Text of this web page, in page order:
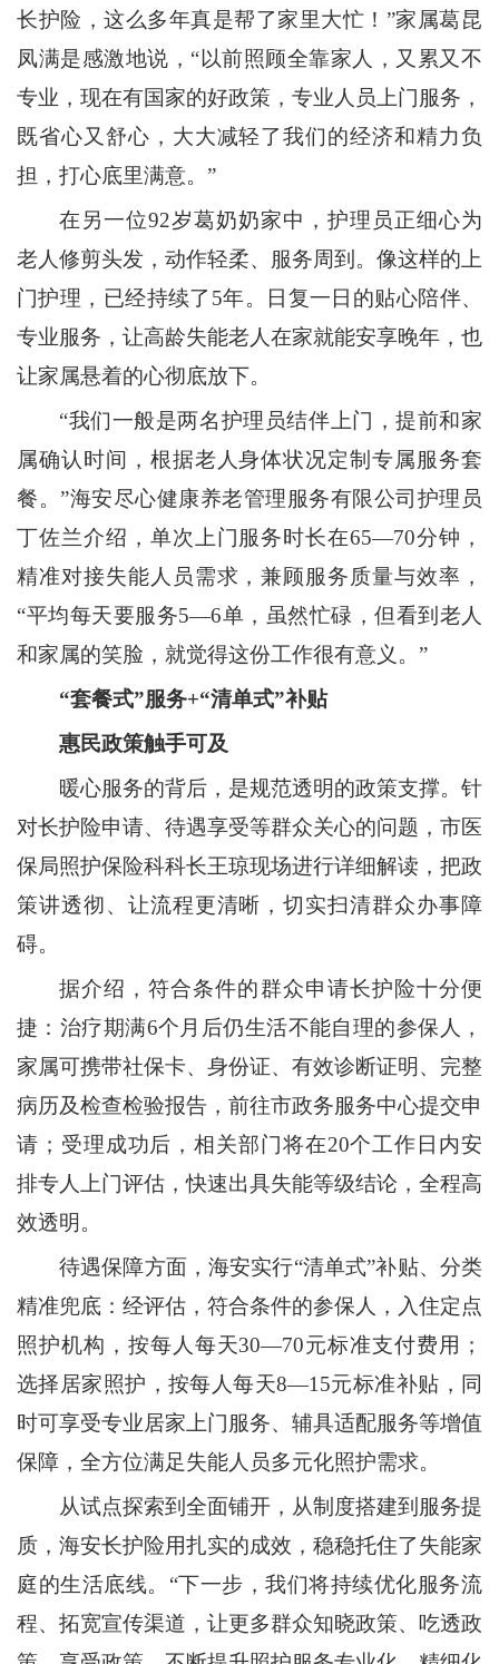
长护险，这么多年真是帮了家里大忙！”家属葛昆
凤满是感激地说，“以前照顾全靠家人，又累又不
专业，现在有国家的好政策，专业人员上门服务，
既省心又舒心，大大减轻了我们的经济和精力负
担，打心底里满意。”
在另一位92岁葛奶奶家中，护理员正细心为
老人修剪头发，动作轻柔、服务周到。像这样的上
门护理，已经持续了5年。日复一日的贴心陪伴、
专业服务，让高龄失能老人在家就能安享晚年，也
让家属悬着的心彻底放下。
“我们一般是两名护理员结伴上门，提前和家
属确认时间，根据老人身体状况定制专属服务套
餐。”海安尽心健康养老管理服务有限公司护理员
丁佐兰介绍，单次上门服务时长在65—70分钟，
精准对接失能人员需求，兼顾服务质量与效率，
“平均每天要服务5—6单，虽然忙碌，但看到老人
和家属的笑脸，就觉得这份工作很有意义。”
“套餐式”服务+“清单式”补贴
惠民政策触手可及
暖心服务的背后，是规范透明的政策支撑。针
对长护险申请、待遇享受等群众关心的问题，市医
保局照护保险科科长王琼现场进行详细解读，把政
策讲透彻、让流程更清晰，切实扫清群众办事障
碍。
据介绍，符合条件的群众申请长护险十分便
捷：治疗期满6个月后仍生活不能自理的参保人，
家属可携带社保卡、身份证、有效诊断证明、完整
病历及检查检验报告，前往市政务服务中心提交申
请；受理成功后，相关部门将在20个工作日内安
排专人上门评估，快速出具失能等级结论，全程高
效透明。
待遇保障方面，海安实行“清单式”补贴、分类
精准兜底：经评估，符合条件的参保人，入住定点
照护机构，按每人每天30—70元标准支付费用；
选择居家照护，按每人每天8—15元标准补贴，同
时可享受专业居家上门服务、辅具适配服务等增值
保障，全方位满足失能人员多元化照护需求。
从试点探索到全面铺开，从制度搭建到服务提
质，海安长护险用扎实的成效，稳稳托住了失能家
庭的生活底线。“下一步，我们将持续优化服务流
程、拓宽宣传渠道，让更多群众知晓政策、吃透政